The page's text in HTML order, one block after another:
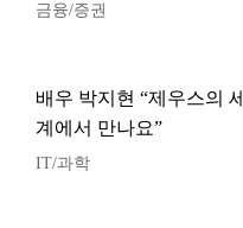
금융/증권
배우 박지현 “제우스의 세
계에서 만나요”
IT/과학